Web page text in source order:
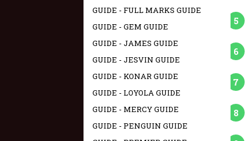
GUIDE - FULL MARKS GUIDE
GUIDE - GEM GUIDE
GUIDE - JAMES GUIDE
GUIDE - JESVIN GUIDE
GUIDE - KONAR GUIDE
GUIDE - LOYOLA GUIDE
GUIDE - MERCY GUIDE
GUIDE - PENGUIN GUIDE